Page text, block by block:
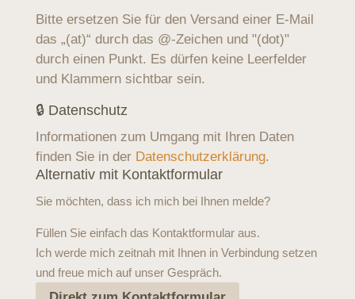
Bitte ersetzen Sie für den Versand einer E-Mail
das „(at)“ durch das @-Zeichen und "(dot)"
durch einen Punkt. Es dürfen keine Leerfelder
und Klammern sichtbar sein.
🔒 Datenschutz
Informationen zum Umgang mit Ihren Daten
finden Sie in der Datenschutzerklärung.
Alternativ mit Kontaktformular
Sie möchten, dass ich mich bei Ihnen melde?
Füllen Sie einfach das Kontaktformular aus.
Ich werde mich zeitnah mit Ihnen in Verbindung setzen
und freue mich auf unser Gespräch.